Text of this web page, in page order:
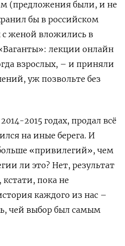
(предложения были, и не
бы в российском
с женой вложились в
лекции онлайн
взрослых, – и приняли
уж позвольте без
2015 годах, продал всё
на иные берега. И
«привилегий», чем
ли это? Нет, результат
пока не
каждого из нас –
чей выбор был самым